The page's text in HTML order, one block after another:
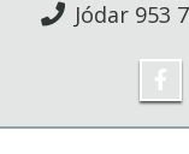
Jódar 953